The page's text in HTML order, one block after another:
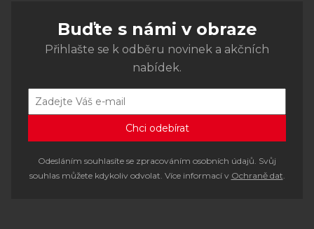
Buďte s námi v obraze
Přihlašte se k odběru novinek a akčních
nabídek.
Odesláním souhlasíte se zpracováním osobních údajů. Svůj
souhlas můžete kdykoliv odvolat. Více informací v Ochraně dat.